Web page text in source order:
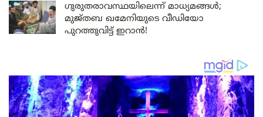
ഗുരുതരാവസ്ഥയിലെന്ന് മാധ്യമങ്ങൾ;
മുജ്തബ ഖമേനിയുടെ വീഡിയോ
പുറത്തുവിട്ട് ഇറാൻ!